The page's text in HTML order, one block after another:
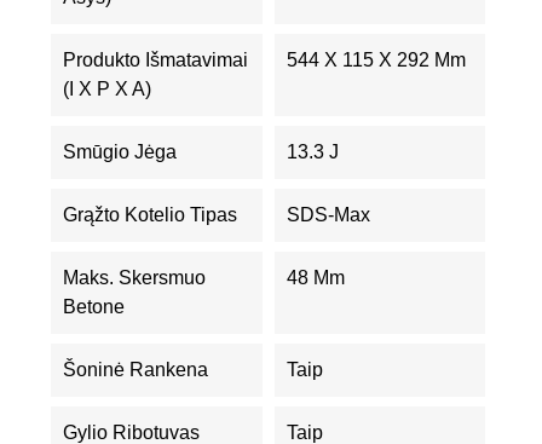
Produkto Išmatavimai
(I X P X A)
544 X 115 X 292 Mm
Smūgio Jėga 13.3 J
Grąžto Kotelio Tipas SDS-Max
Maks. Skersmuo
Betone
48 Mm
Šoninė Rankena Taip
Gylio Ribotuvas Taip